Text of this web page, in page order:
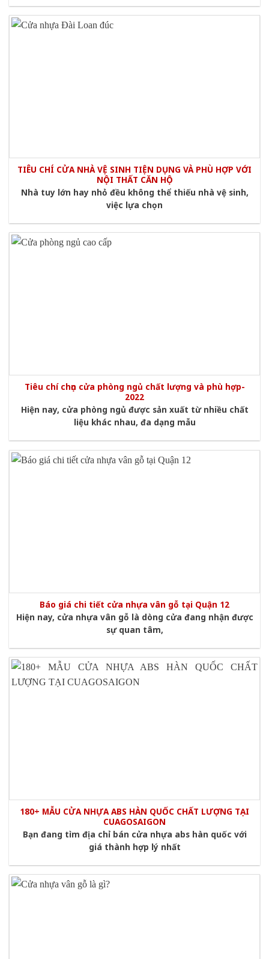
TIÊU CHÍ CỬA NHÀ VỆ SINH TIỆN DỤNG VÀ PHÙ HỢP VỚI
NỘI THẤT CĂN HỘ
Nhà tuy lớn hay nhỏ đều không thể thiếu nhà vệ sinh,
việc lựa chọn
Tiêu chí chọn cửa phòng ngủ chất lượng và phù hợp-
2022
Hiện nay, cửa phòng ngủ được sản xuất từ nhiều chất
liệu khác nhau, đa dạng mẫu
Báo giá chi tiết cửa nhựa vân gỗ tại Quận 12
Hiện nay, cửa nhựa vân gỗ là dòng cửa đang nhận được
sự quan tâm,
180+ MẪU CỬA NHỰA ABS HÀN QUỐC CHẤT LƯỢNG TẠI
CUAGOSAIGON
Bạn đang tìm địa chỉ bán cửa nhựa abs hàn quốc với
giá thành hợp lý nhất